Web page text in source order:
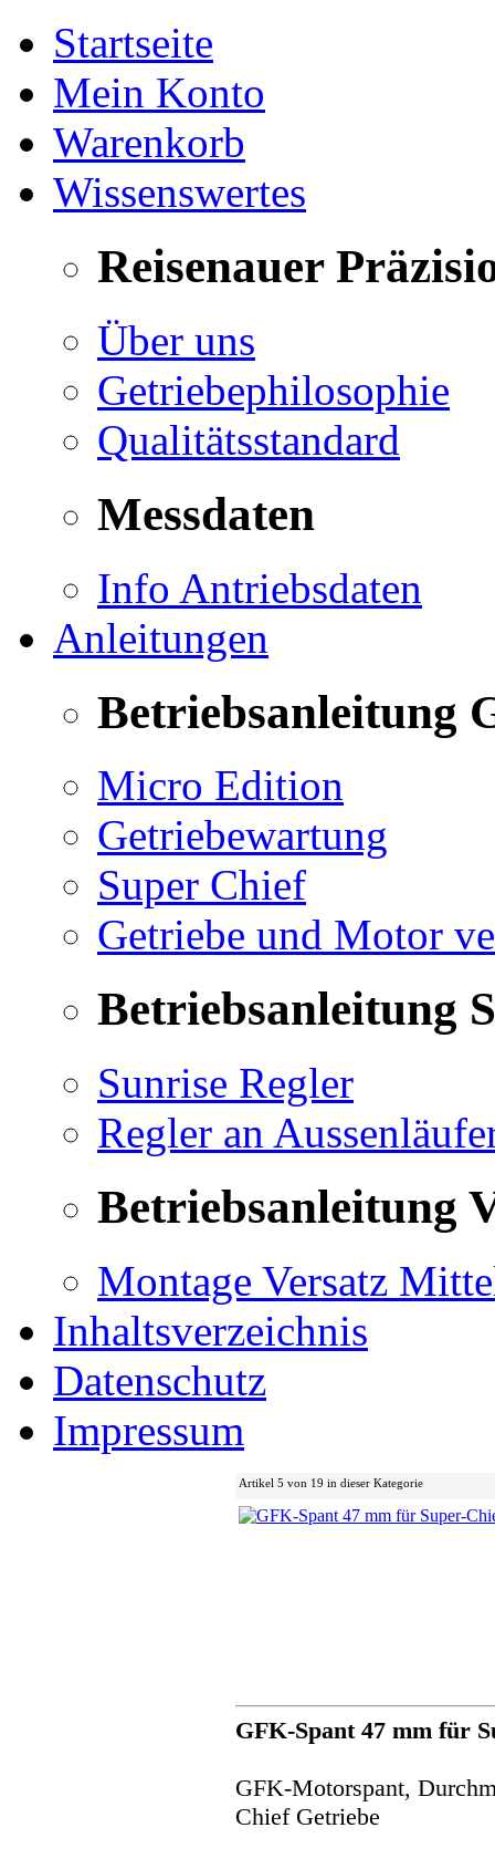
Startseite
Mein Konto
Warenkorb
Wissenswertes
Reisenauer
Über uns
Getriebephilosophie
Qualitätsstandard
Messdaten
Info Antriebsdaten
Anleitungen
Betriebsanleitung
Micro Edition
Getriebewartung
Super Chief
Getriebe und Motor
Betriebsanleitung
Sunrise Regler
Regler an
Betriebsanleitung
Montage Versatz
Inhaltsverzeichnis
Datenschutz
Impressum
Artikel 5 von 19 in dieser Kategorie
GFK-Spant 47 mm für
GFK-Motorspant,
Chief Getriebe